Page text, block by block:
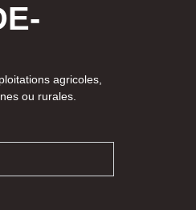
agricoles,
ou rurales.